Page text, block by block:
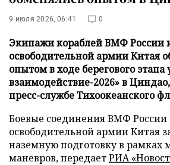
9 июля 2026, 06:41 0
Экипажи кораблей ВМФ России
освободительной армии Китая
опытом в ходе берегового
взаимодействие-2026» в
пресс-службе Тихоокеанского
Боевые соединения ВМФ
освободительной армии Китая
наземную подготовку в рамках
маневров, передаетРИА